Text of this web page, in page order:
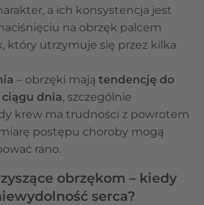
a ich konsystencja jest
na obrzęk palcem
który utrzymuje się przez kilka
– obrzęki mają tendencję do
dnia, szczególnie
krew ma trudności z powrotem
postępu choroby mogą
rano.
obrzękom – kiedy
serca?